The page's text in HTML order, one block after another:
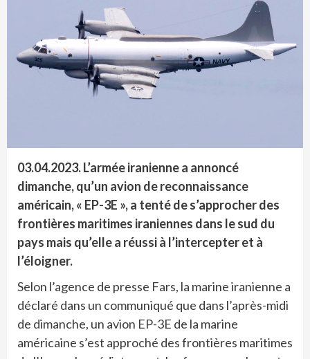
03.04.2023. L’armée iranienne a annoncé
dimanche, qu’un avion de reconnaissance
américain, « EP-3E », a tenté de s’approcher des
frontières maritimes iraniennes dans le sud du
pays mais qu’elle a réussi à l’intercepter et à
l’éloigner.
Selon l’agence de presse Fars, la marine iranienne a
déclaré dans un communiqué que dans l’après-midi
de dimanche, un avion EP-3E de la marine
américaine s’est approché des frontières maritimes